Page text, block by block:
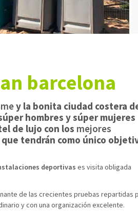
barcelona
y la bonita ciudad costera
hombres y súper mujeres
de lujo con los mejores
tendrán como único
deportivas es visita obligada
de las crecientes pruebas repartidas
y con una organización excelente.